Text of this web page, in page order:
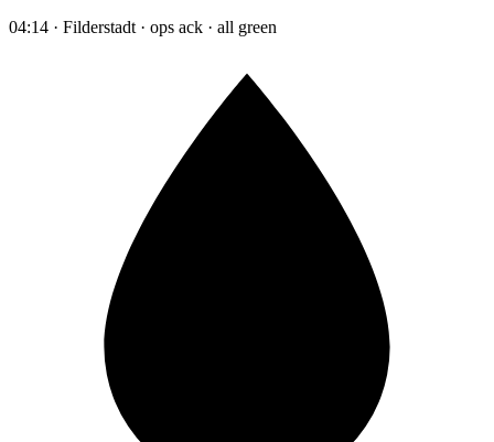
04:14 · Filderstadt · ops ack · all green